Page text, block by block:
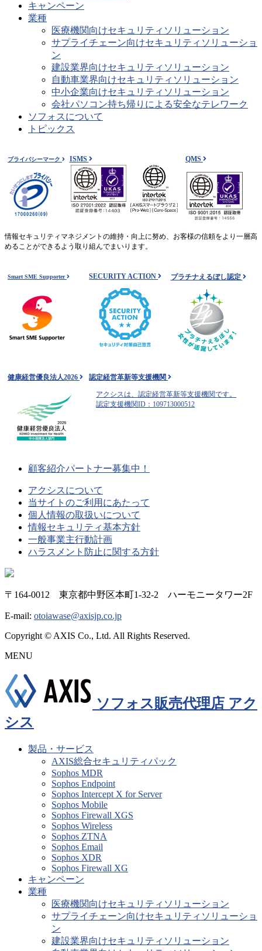
キャンペーン
業種
医療機関向けセキュリティソリューション
サプライチェーン向けセキュリティソリューショ
ン
建設業界向けセキュリティソリューション
自動車業界向けセキュリティソリューション
中小企業向けセキュリティソリューション
会社パソコン持ち帰りによる安全なテレワーク
ソフォスについて
トピックス
プライバシーマーク ISMS QMS
情報セキュリティマネジメントの維持・向上に努め、お客様の信頼をより一層高
めることができるよう取り組んでまいります。
Smart SME Supporter SECURITY ACTION プラチナえるぼし認定
健康経営優良法人2026 認定経営革新等支援機関
アクシスは、認定経営革新等支援機関です。
認定支援機関ID：109713000512
顧客紹介パートナー募集中！
アクシスについて
当サイトのご利用にあたって
個人情報の取扱いについて
情報セキュリティ基本方針
一般事業主行動計画
ハラスメント防止に関する方針
〒164-0012 東京都中野区本町1-32-2 ハーモニータワー2F
E-mail: otoiawase@axisjp.co.jp
Copyright © AXIS Co., Ltd. All Rights Reserved.
MENU
ソフォス販売代理店 アク
シス
製品・サービス
AXIS総合セキュリティパック
Sophos MDR
Sophos Endpoint
Sophos Intercept X for Server
Sophos Mobile
Sophos Firewall XGS
Sophos Wireless
Sophos ZTNA
Sophos Email
Sophos XDR
Sophos Firewall XG
キャンペーン
業種
医療機関向けセキュリティソリューション
サプライチェーン向けセキュリティソリューショ
ン
建設業界向けセキュリティソリューション